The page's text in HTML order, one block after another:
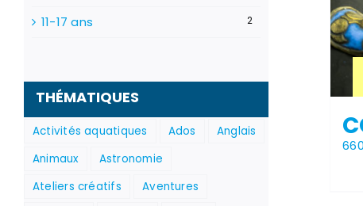
11-17 ans 2
THÉMATIQUES
Activités aquatiques Ados
Anglais
Animaux
Astronomie
Ateliers créatifs
Aventures